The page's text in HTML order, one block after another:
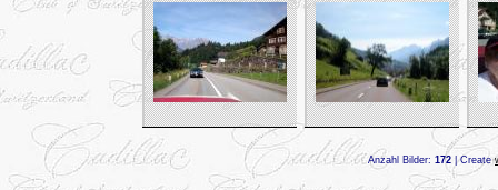
Anzahl Bilder: 172 | Create